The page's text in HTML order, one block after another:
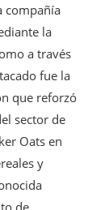
compañía
la
a través
fue la
que reforzó
sector de
Oats en
y